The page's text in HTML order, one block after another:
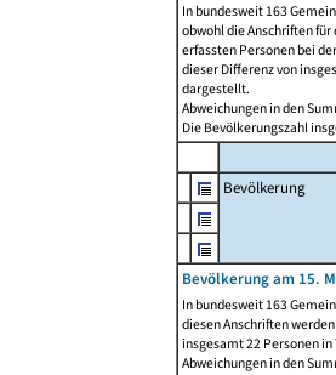
In bundesweit 163
obwohl die Anschriften
erfassten Personen bei
dieser Differenz von
dargestellt.
Abweichungen in den
Die Bevölkerungszahl
Bevölkerung
Bevölkerung am 15.
In bundesweit 163
diesen Anschriften
insgesamt 22 Personen
Abweichungen in den